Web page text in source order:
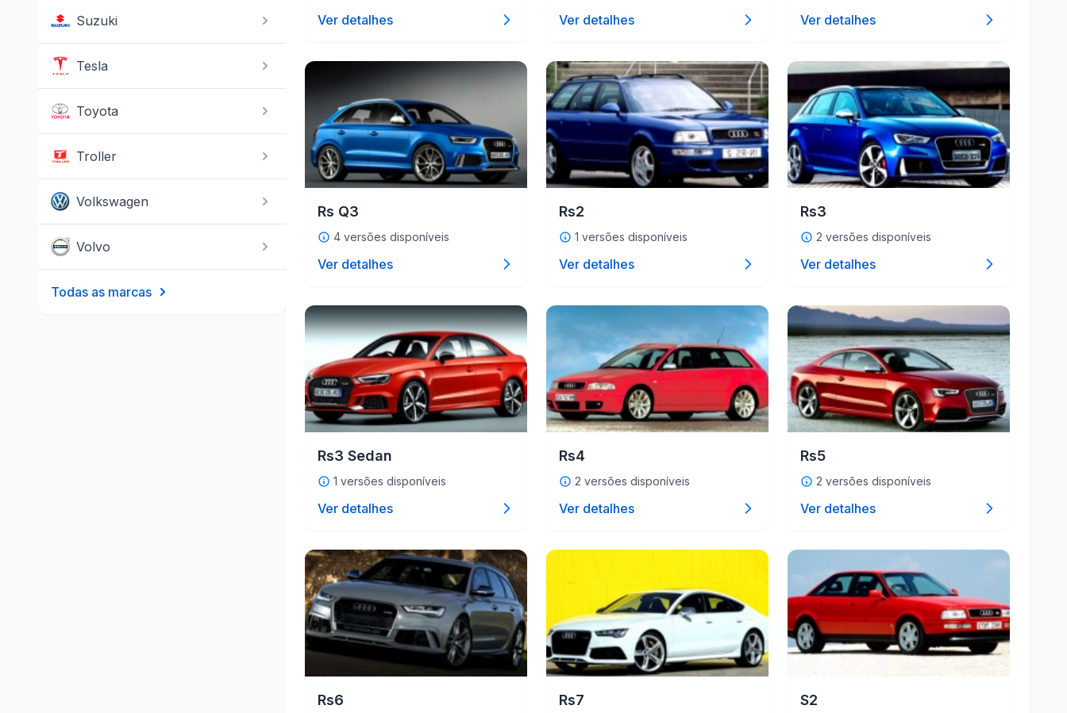
Suzuki
Tesla
Toyota
Troller
Volkswagen
Volvo
Todas as marcas
Ver detalhes Ver detalhes Ver detalhes
Rs Q3
4 versões disponíveis
Ver detalhes
Rs2
1 versões disponíveis
Ver detalhes
Rs3
2 versões disponíveis
Ver detalhes
Rs3 Sedan
1 versões disponíveis
Ver detalhes
Rs4
2 versões disponíveis
Ver detalhes
Rs5
2 versões disponíveis
Ver detalhes
Rs6 Rs7 S2